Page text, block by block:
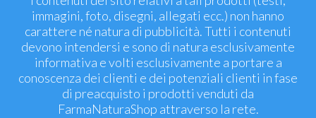
immagini, foto, disegni, allegati ecc.) non hanno
carattere né natura di pubblicità. Tutti i contenuti
devono intendersi e sono di natura esclusivamente
informativa e volti esclusivamente a portare a
conoscenza dei clienti e dei potenziali clienti in fase
di preacquisto i prodotti venduti da
FarmaNaturaShop attraverso la rete.